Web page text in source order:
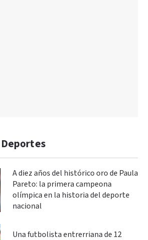
A diez años del histórico oro de Paula
Pareto: la primera campeona
olímpica en la historia del deporte
nacional
Una futbolista entrerriana de 12